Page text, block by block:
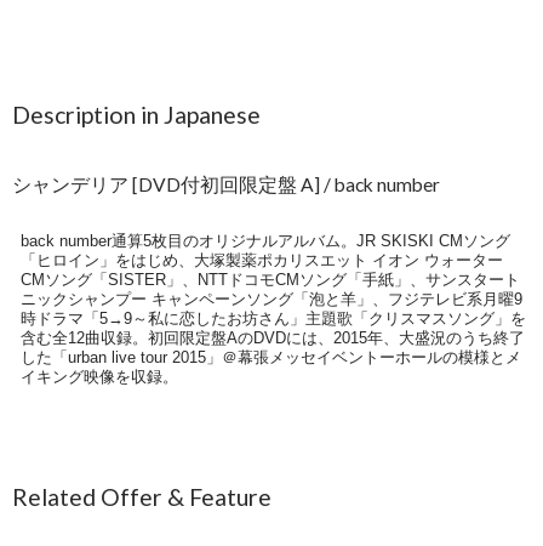
Description in Japanese
シャンデリア [DVD付初回限定盤 A] / back number
back number通算5枚目のオリジナルアルバム。JR SKISKI CMソング
「ヒロイン」をはじめ、大塚製薬ポカリスエット イオン ウォーター
CMソング「SISTER」、NTTドコモCMソング「手紙」、サンスタート
ニックシャンプー キャンペーンソング「泡と羊」、フジテレビ系月曜9
時ドラマ「5→9～私に恋したお坊さん」主題歌「クリスマスソング」を
含む全12曲収録。初回限定盤AのDVDには、2015年、大盛況のうち終了
した「urban live tour 2015」＠幕張メッセイベントーホールの模様とメ
イキング映像を収録。
Related Offer & Feature